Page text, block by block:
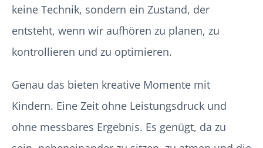
keine Technik, sondern ein Zustand, der
entsteht, wenn wir aufhören zu planen, zu
kontrollieren und zu optimieren.
Genau das bieten kreative Momente mit
Kindern. Eine Zeit ohne Leistungsdruck und
ohne messbares Ergebnis. Es genügt, da zu